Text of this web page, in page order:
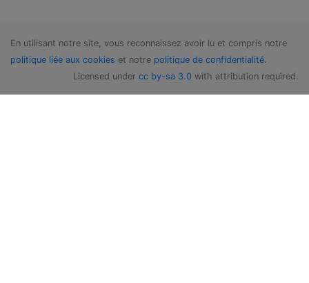
En utilisant notre site, vous reconnaissez avoir lu et compris notre
politique liée aux cookies et notre politique de confidentialité.
Licensed under cc by-sa 3.0 with attribution required.